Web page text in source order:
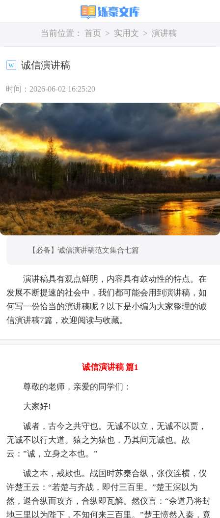
当前位置： 首页 > 实用文 > 演讲稿
诚信演讲稿
时间：2026-06-02 16:25:20
【必备】诚信演讲稿范文集合七篇
演讲稿具有观点鲜明，内容具有鼓动性的特点。在
发展不断提速的社会中，我们都可能会用到演讲稿，如
何写一份恰当的演讲稿呢？以下是小编为大家整理的诚
信演讲稿7篇，欢迎阅读与收藏。
诚信演讲稿 篇1
尊敬的老师，亲爱的同学们：
大家好!
诚者，古今之共守也。无诚不以立，无诚不以贾，
无诚不以行大道。猿之为猿也，乃其间无诚也。故
云：”诚，立身之本也。”
诚之本，戒欺也。战国时苏秦合纵，张仪连横，仪
许楚王云：“若楚与齐战，即付三百里。”楚王深以为
然，退合纵而攻齐，合纵即瓦解。然仪言：“余道乃将封
地三里以为陛下，不知何来三百里。”楚王愤然入秦，竟